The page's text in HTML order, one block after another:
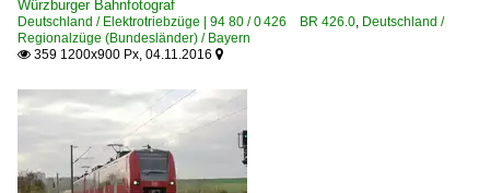
Würzburger Bahnfotograf
Deutschland / Elektrotriebzüge | 94 80 / 0 426 BR 426.0, Deutschland /
Regionalzüge (Bundesländer) / Bayern
 359 1200x900 Px, 04.11.2016 